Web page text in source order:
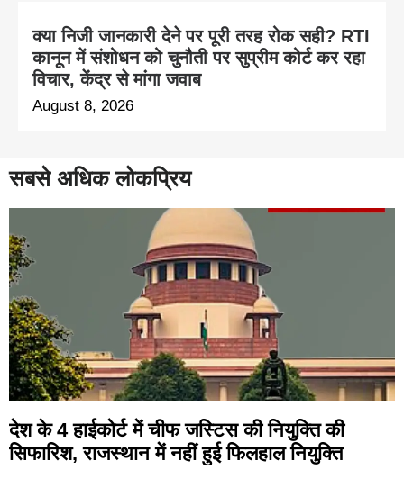
क्या निजी जानकारी देने पर पूरी तरह रोक सही? RTI
कानून में संशोधन को चुनौती पर सुप्रीम कोर्ट कर रहा
विचार, केंद्र से मांगा जवाब
August 8, 2026
सबसे अधिक लोकप्रिय
देश के 4 हाईकोर्ट में चीफ जस्टिस की नियुक्ति की
सिफारिश, राजस्थान में नहीं हुई फिलहाल नियुक्ति